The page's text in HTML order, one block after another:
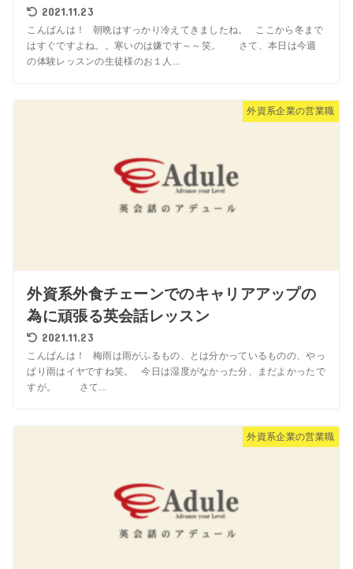
2021.11.23
こんばんは！ 朝晩はすっかり冷えてきましたね。 ここから冬まで
はすぐですよね。。寒いのは嫌です～～笑。 さて、本日は今週
の体験レッスンの生徒様のお１人...
外資系企業の営業職
外資系外食チェーンでのキャリアアップの
為に頑張る英会話レッスン
2021.11.23
こんばんは！ 梅雨は雨がふるもの、とは分かっているものの、やっ
ぱり雨はイヤですね笑。 今日は湿度がなかった分、まだよかったで
すが。 さて...
外資系企業の営業職